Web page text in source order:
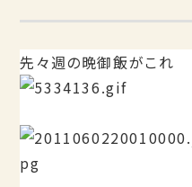
先々週の晩御飯がこれ